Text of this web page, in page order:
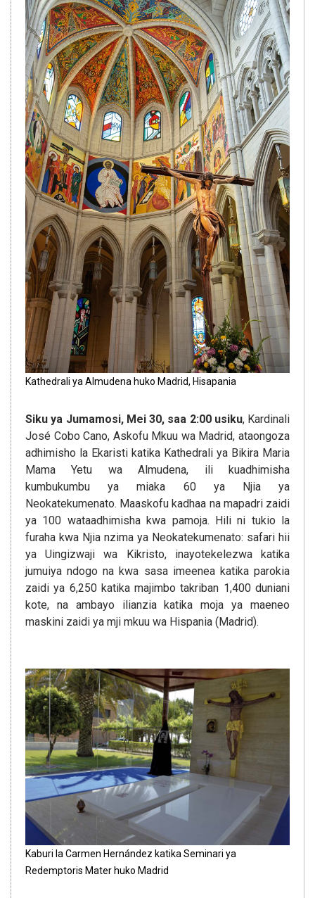
Kathedrali ya Almudena huko Madrid, Hisapania
Siku ya Jumamosi, Mei 30, saa 2:00 usiku, Kardinali
José Cobo Cano, Askofu Mkuu wa Madrid, ataongoza
adhimisho la Ekaristi katika Kathedrali ya Bikira Maria
Mama Yetu wa Almudena, ili kuadhimisha
kumbukumbu ya miaka 60 ya Njia ya
Neokatekumenato. Maaskofu kadhaa na mapadri zaidi
ya 100 wataadhimisha kwa pamoja. Hili ni tukio la
furaha kwa Njia nzima ya Neokatekumenato: safari hii
ya Uingizwaji wa Kikristo, inayotekelezwa katika
jumuiya ndogo na kwa sasa imeenea katika parokia
zaidi ya 6,250 katika majimbo takriban 1,400 duniani
kote, na ambayo ilianzia katika moja ya maeneo
maskini zaidi ya mji mkuu wa Hispania (Madrid).
Kaburi la Carmen Hernández katika Seminari ya
Redemptoris Mater huko Madrid